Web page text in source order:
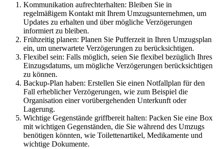
Kommunikation aufrechterhalten: Bleiben Sie in
regelmäßigem Kontakt mit Ihrem Umzugsunternehmen, um
Updates zu erhalten und über mögliche Verzögerungen
informiert zu bleiben.
Frühzeitig planen: Planen Sie Pufferzeit in Ihren Umzugsplan
ein, um unerwartete Verzögerungen zu berücksichtigen.
Flexibel sein: Falls möglich, seien Sie flexibel bezüglich Ihres
Einzugsdatums, um mögliche Verzögerungen berücksichtigen
zu können.
Backup-Plan haben: Erstellen Sie einen Notfallplan für den
Fall erheblicher Verzögerungen, wie zum Beispiel die
Organisation einer vorübergehenden Unterkunft oder
Lagerung.
Wichtige Gegenstände griffbereit halten: Packen Sie eine Box
mit wichtigen Gegenständen, die Sie während des Umzugs
benötigen könnten, wie Toilettenartikel, Medikamente und
wichtige Dokumente.